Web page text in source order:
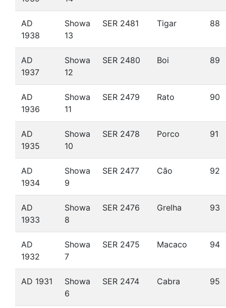
AD
1938
Showa
13
SER 2481 Tigar 88
AD
1937
Showa
12
SER 2480 Boi 89
AD
1936
Showa
11
SER 2479 Rato 90
AD
1935
Showa
10
SER 2478 Porco 91
AD
1934
Showa
9
SER 2477 Cão 92
AD
1933
Showa
8
SER 2476 Grelha 93
AD
1932
Showa
7
SER 2475 Macaco 94
AD 1931
Showa
6
SER 2474 Cabra 95